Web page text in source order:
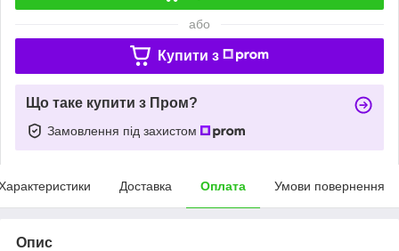
або
Купити з
Що таке купити з Пром?
Замовлення під захистом
Доставка Оплата Умови повернення
Опис